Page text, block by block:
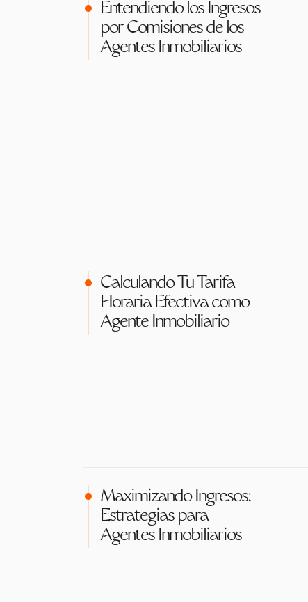
Entendiendo los Ingresos
por Comisiones de los
Agentes Inmobiliarios
Calculando Tu Tarifa
Horaria Efectiva como
Agente Inmobiliario
Maximizando Ingresos:
Estrategias para
Agentes Inmobiliarios